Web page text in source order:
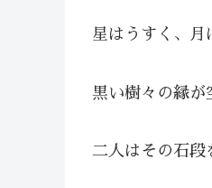
星はうすく、月
黒い樹々の縁が
二人はその石段